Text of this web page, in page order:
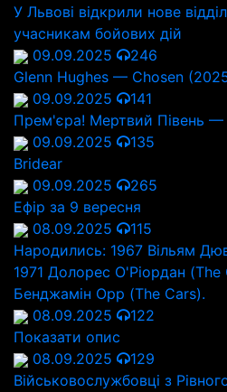
У Львові відкрили нове
учасникам бойових дій
09.09.2025
246
Glenn Hughes — Chosen
09.09.2025
141
Прем'єра! Мертвий Півень —
09.09.2025
135
Bridear
09.09.2025
265
Ефір за 9 вересня
08.09.2025
115
Народились: 1967 Вільям
1971 Долорес О'Ріордан (The
Бенджамін Орр (The Cars).
08.09.2025
122
Показати опис
08.09.2025
129
Військовослужбовці з